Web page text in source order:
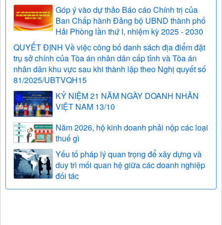
Góp ý vào dự thảo Báo cáo Chính trị của
Ban Chấp hành Đảng bộ UBND thành phố
Hải Phòng lần thứ I, nhiệm kỳ 2025 - 2030
QUYẾT ĐỊNH Về việc công bố danh sách địa điểm đặt
trụ sở chính của Tòa án nhân dân cấp tỉnh và Tòa án
nhân dân khu vực sau khi thành lập theo Nghị quyết số
81/2025/UBTVQH15
KỶ NIỆM 21 NĂM NGÀY DOANH NHÂN
VIỆT NAM 13/10
Năm 2026, hộ kinh doanh phải nộp các loại
thuế gì
Yếu tố pháp lý quan trọng để xây dựng và
duy trì mối quan hệ giữa các doanh nghiệp
đối tác